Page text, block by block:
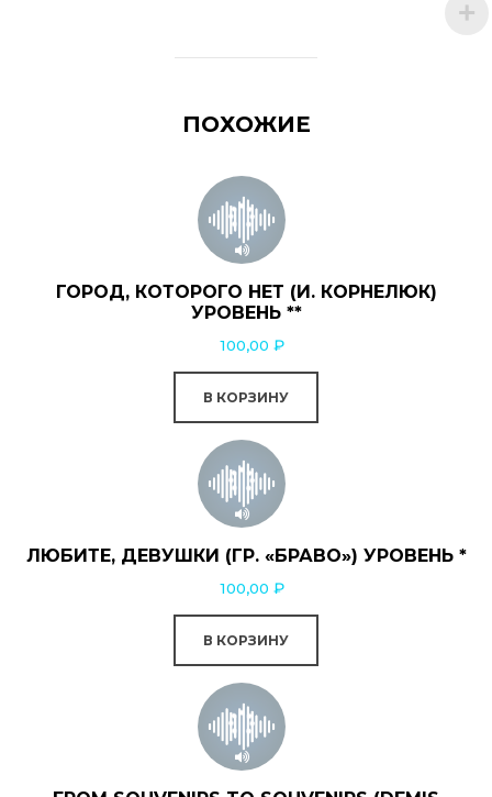
ПОХОЖИЕ
ГОРОД, КОТОРОГО НЕТ (И. КОРНЕЛЮК)
УРОВЕНЬ **
100,00 ₽
В КОРЗИНУ
ЛЮБИТЕ, ДЕВУШКИ (ГР. «БРАВО») УРОВЕНЬ *
100,00 ₽
В КОРЗИНУ